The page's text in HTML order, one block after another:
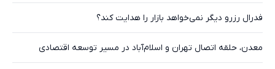
فدرال رزرو دیگر نمی‌خواهد بازار را هدایت کند؟
معدن، حلقه اتصال تهران و اسلام‌آباد در مسیر توسعه اقتصادی